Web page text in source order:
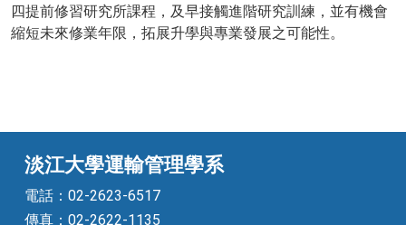
四提前修習研究所課程，及早接觸進階研究訓練，並有機會
縮短未來修業年限，拓展升學與專業發展之可能性。
淡江大學運輸管理學系
電話：02-2623-6517
傳真：02-2622-1135